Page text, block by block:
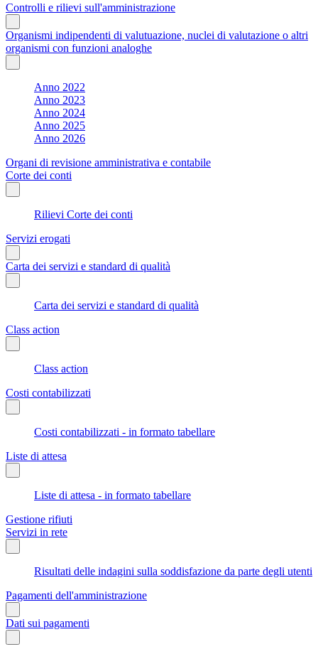
Controlli e rilievi sull'amministrazione
Organismi indipendenti di valutuazione, nuclei di valutazione o altri
organismi con funzioni analoghe
Anno 2022
Anno 2023
Anno 2024
Anno 2025
Anno 2026
Organi di revisione amministrativa e contabile
Corte dei conti
Rilievi Corte dei conti
Servizi erogati
Carta dei servizi e standard di qualità
Carta dei servizi e standard di qualità
Class action
Class action
Costi contabilizzati
Costi contabilizzati - in formato tabellare
Liste di attesa
Liste di attesa - in formato tabellare
Gestione rifiuti
Servizi in rete
Risultati delle indagini sulla soddisfazione da parte degli utenti
Pagamenti dell'amministrazione
Dati sui pagamenti